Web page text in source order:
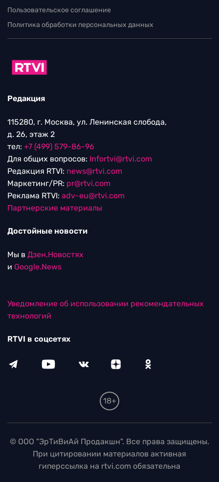
Пользовательское соглашение
Политика обработки персональных данных
Редакция
115280, г. Москва, ул. Ленинская слобода,
д. 26, этаж 2
тел: +7 (499) 579-86-96
Для общих вопросов: Infortvi@rtvi.com
Редакция RTVI: news@rtvi.com
Маркетинг/PR: pr@rtvi.com
Реклама RTVI: adv-eu@rtvi.com
Партнерские материалы
Достойные новости
Мы в Дзен.Новостях
и Google.News
Уведомление об использовании рекомендательных
технологий
RTVI в соцсетях
18+
© ООО "ЭрТиВиАй Продакшн". Все права защищены.
При цитировании материалов активная
гиперссылка на rtvi.com обязательна